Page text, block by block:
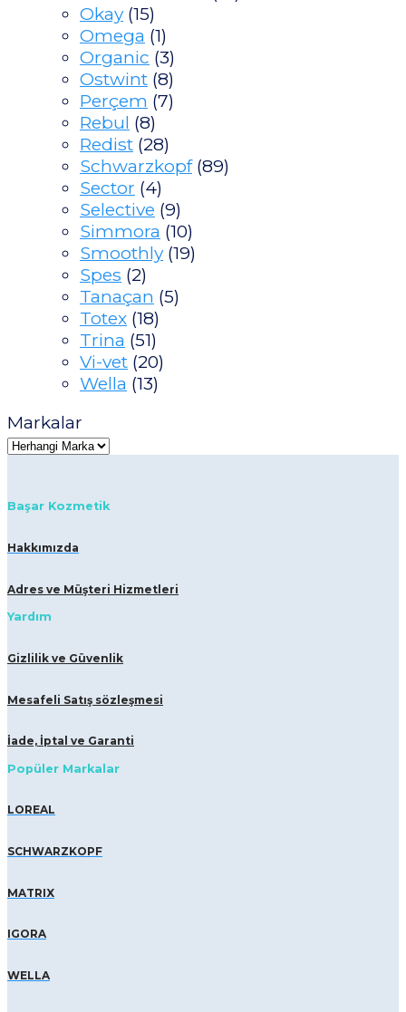
Okay (15)
Omega (1)
Organic (3)
Ostwint (8)
Perçem (7)
Rebul (8)
Redist (28)
Schwarzkopf (89)
Sector (4)
Selective (9)
Simmora (10)
Smoothly (19)
Spes (2)
Tanaçan (5)
Totex (18)
Trina (51)
Vi-vet (20)
Wella (13)
Markalar
Başar Kozmetik
Hakkımızda
Adres ve Müşteri Hizmetleri
Yardım
Gizlilik ve Güvenlik
Mesafeli Satış sözleşmesi
İade, İptal ve Garanti
Popüler Markalar
LOREAL
SCHWARZKOPF
MATRIX
IGORA
WELLA